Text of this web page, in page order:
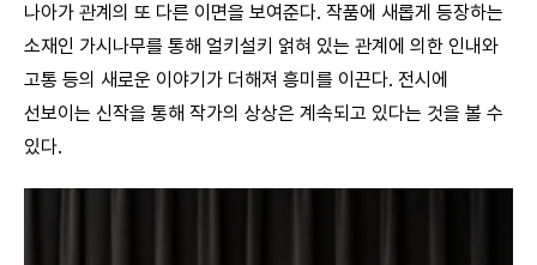
나아가 관계의 또 다른 이면을 보여준다. 작품에 새롭게 등장하는
소재인 가시나무를 통해 얼키설키 얽혀 있는 관계에 의한 인내와
고통 등의 새로운 이야기가 더해져 흥미를 이끈다. 전시에
선보이는 신작을 통해 작가의 상상은 계속되고 있다는 것을 볼 수
있다.